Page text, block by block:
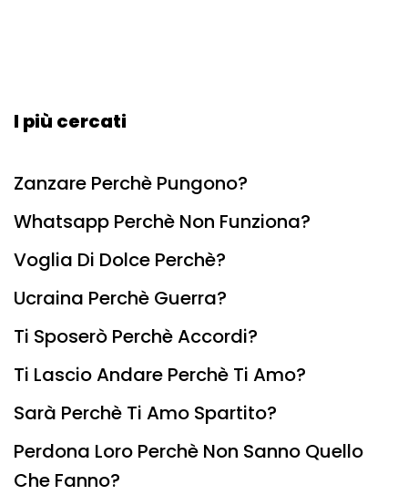
I più cercati
Zanzare Perchè Pungono?
Whatsapp Perchè Non Funziona?
Voglia Di Dolce Perchè?
Ucraina Perchè Guerra?
Ti Sposerò Perchè Accordi?
Ti Lascio Andare Perchè Ti Amo?
Sarà Perchè Ti Amo Spartito?
Perdona Loro Perchè Non Sanno Quello
Che Fanno?